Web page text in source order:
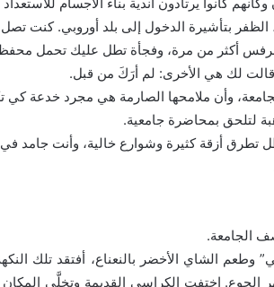
الظفر بتأشيرة الدخول إلى بلد أوروبي. كنت
أكثر من مرة، وفجأة تطل عليك تحمل
لك هي الأخرى: لم أرَكَ من قبل.
وأن ملامحها الصارمة هي مجرد خدعة كي
لتلحق بمحاضرة جامعية.
تطرق أزقة كثيرة وشوارع خالية، وأنت جامد
الجامعة.
وطعم الشاي الأخضر بالنعناع، أفتقد تلك
الجوع. اختفت الكراسي القديمة وتخلَّى